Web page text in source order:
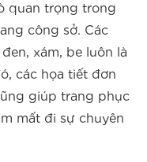
quan trọng trong
công sở. Các
xám, be luôn là
các họa tiết đơn
giúp trang phục
mất đi sự chuyên